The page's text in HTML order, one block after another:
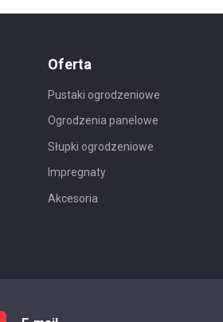
Oferta
Pustaki ogrodzeniowe
Ogrodzenia panelowe
Słupki ogrodzeniowe
Impregnaty
Akcesoria